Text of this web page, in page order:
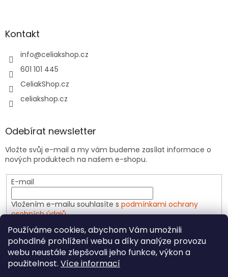
Používáme cookies, abychom Vám umožnili
pohodlné prohlížení webu a díky analýze provozu
webu neustále zlepšovali jeho funkce, výkon a
použitelnost. Více informací
Kontakt
info@celiakshop.cz
601 101 445
CeliakShop.cz
celiakshop.cz
Odebírat newsletter
Vložte svůj e-mail a my vám budeme zasílat informace o
nových produktech na našem e-shopu.
E-mail
Vložením e-mailu souhlasíte s podmínkami ochrany
osobních údajů
PŘIHLÁSIT SE